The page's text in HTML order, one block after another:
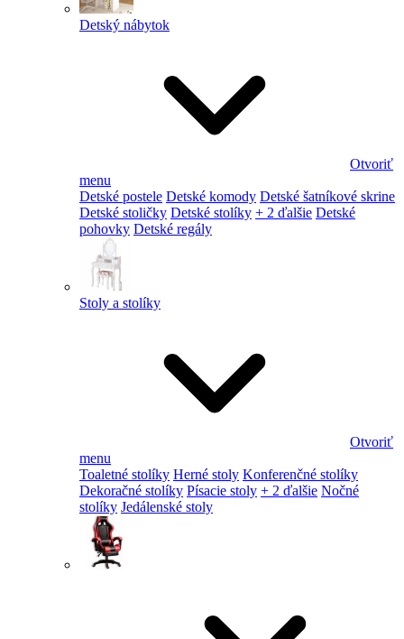
Detský nábytok
Otvoriť
menu
Detské postele Detské komody Detské šatníkové skrine
Detské stoličky Detské stolíky + 2 ďalšie Detské
pohovky Detské regály
Stoly a stolíky
Otvoriť
menu
Toaletné stolíky Herné stoly Konferenčné stolíky
Dekoračné stolíky Písacie stoly + 2 ďalšie Nočné
stolíky Jedálenské stoly